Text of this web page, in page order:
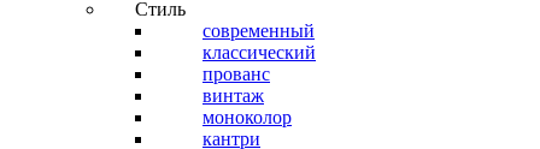
Стиль
современный
классический
прованс
винтаж
моноколор
кантри